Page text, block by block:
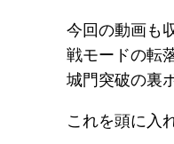
今回の動画も
戦モードの転
城門突破の裏
これを頭に入